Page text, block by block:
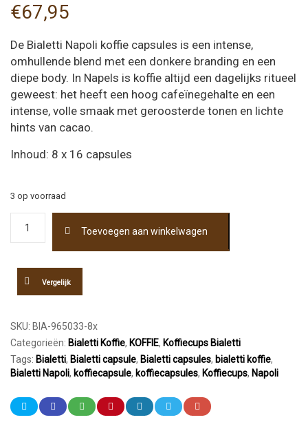
€67,95
De Bialetti Napoli koffie capsules is een intense,
omhullende blend met een donkere branding en een
diepe body. In Napels is koffie altijd een dagelijks ritueel
geweest: het heeft een hoog cafeïnegehalte en een
intense, volle smaak met geroosterde tonen en lichte
hints van cacao.
Inhoud: 8 x 16 capsules
3 op voorraad
Napoli
Koffie
aantal
Toevoegen aan winkelwagen
Vergelijk
SKU: BIA-965033-8x
Categorieën: Bialetti Koffie, KOFFIE, Koffiecups Bialetti
Tags: Bialetti, Bialetti capsule, Bialetti capsules, bialetti koffie,
Bialetti Napoli, koffiecapsule, koffiecapsules, Koffiecups, Napoli